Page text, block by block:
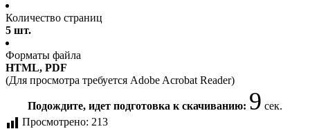
Количество страниц
5 шт.
Форматы файла
HTML, PDF
(Для просмотра требуется Adobe Acrobat Reader)
Подождите, идет подготовка к скачиванию: 9 сек.
Просмотрено: 213